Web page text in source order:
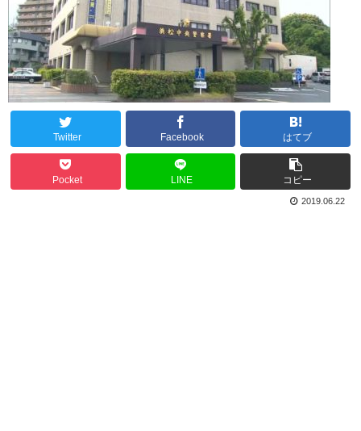
Twitter Facebook はてブ
Pocket LINE コピー
2019.06.22